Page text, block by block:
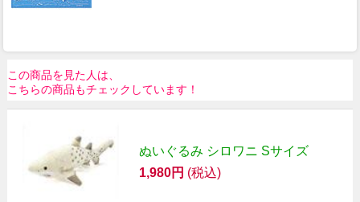
この商品を見た人は、
こちらの商品もチェックしています！
ぬいぐるみ シロワニ Sサイズ
1,980円 (税込)